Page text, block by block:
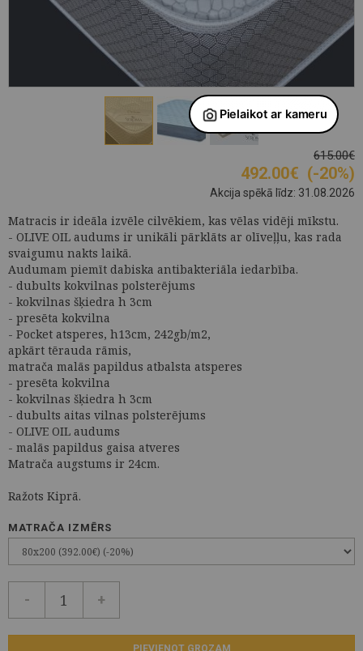
615.00€
492.00€ (-20%)
Akcija spēkā līdz: 31.08.2026
Matracis ir ideāla izvēle cilvēkiem, kas vēlas vidēji mīkstu.
- OLIVE OIL audums ir unikāli pārklāts ar olīveļļu, kas rada
svaigumu nakts laikā.
Audumam piemīt dabiska antibakteriāla iedarbība.
- dubults kokvilnas polsterējums
- kokvilnas šķiedra h 3cm
- presēta kokvilna
- Pocket atsperes, h13cm, 242gb/m2,
apkārt tērauda rāmis,
matrača malās papildus atbalsta atsperes
- presēta kokvilna
- kokvilnas šķiedra h 3cm
- dubults aitas vilnas polsterējums
- OLIVE OIL audums
- malās papildus gaisa atveres
Matrača augstums ir 24cm.
Ražots Kiprā.
MATRAČA IZMĒRS
- +